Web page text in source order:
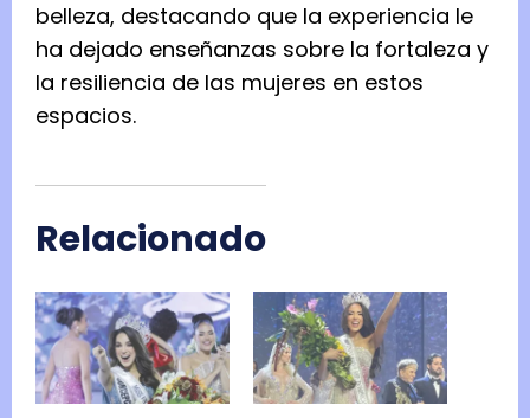
belleza, destacando que la experiencia le
ha dejado enseñanzas sobre la fortaleza y
la resiliencia de las mujeres en estos
espacios.
Relacionado